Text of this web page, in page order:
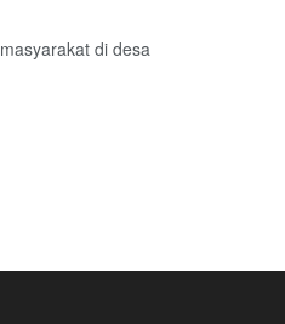
di desa